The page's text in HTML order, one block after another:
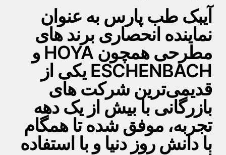
آیبک طب پارس به عنوان
نماینده انحصاری برند های
مطرحی همچون HOYA و
ESCHENBACH یکی از
قدیمی‌ترین شرکت های
بازرگانی با بیش از یک دهه
تجربه، موفق شده تا همگام
با دانش روز دنیا و با استفاده